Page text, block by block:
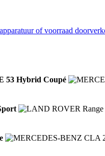
53 Hybrid Coupé